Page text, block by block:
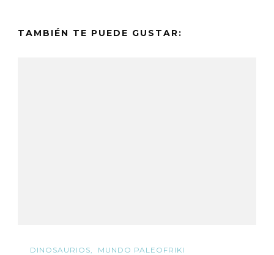
TAMBIÉN TE PUEDE GUSTAR:
DINOSAURIOS MUNDO PALEOFRIKI